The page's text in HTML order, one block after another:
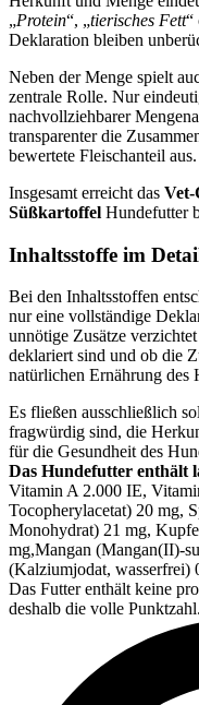
„Protein“, „tierisches Fett“
Deklaration bleiben
Neben der Menge spielt
zentrale Rolle. Nur
nachvollziehbarer
transparenter die
bewertete Fleischanteil aus.
Insgesamt erreicht das Vet-
Süßkartoffel Hundefutter
Inhaltsstoffe im
Bei den Inhaltsstoffen
nur eine vollständige
unnötige Zusätze
deklariert sind und ob die
natürlichen Ernährung des
Es fließen ausschließlich
fragwürdig sind, die
für die Gesundheit des
Das Hundefutter enthält
Vitamin A 2.000 IE,
Tocopherylacetat) 20 mg,
Monohydrat) 21 mg,
mg,Mangan (Mangan(II)-
(Kalziumjodat, wasserfrei)
Das Futter enthält keine
deshalb die volle Punktzahl.